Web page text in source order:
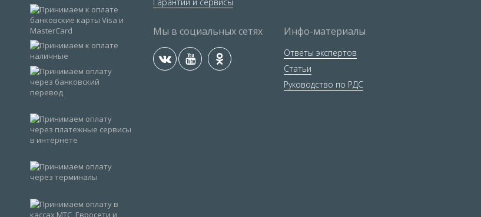
Мы в социальных сетях Инфо-материалы
Ответы экспертов
Статьи
Руководство по РДС